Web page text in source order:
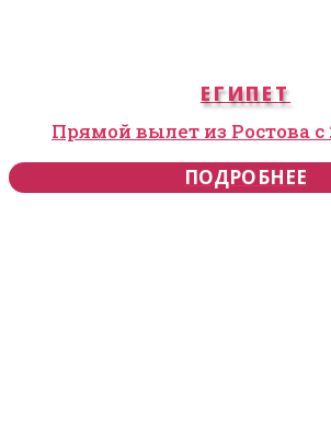
ЕГИПЕТ
Прямой вылет из Ростова с
ПОДРОБНЕЕ